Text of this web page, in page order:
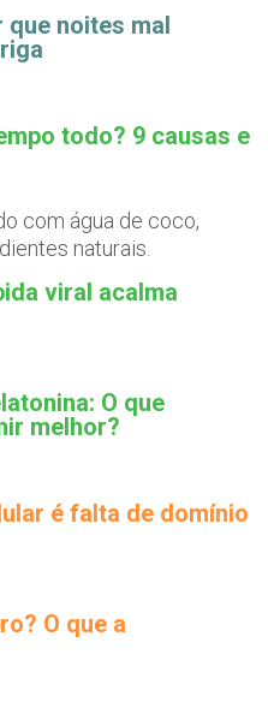
noites mal
todo? 9 causas e
viral acalma
O que
melhor?
é falta de domínio
O que a